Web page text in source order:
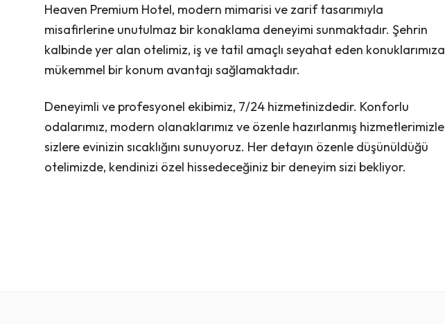
Heaven Premium Hotel, modern mimarisi ve zarif tasarımıyla
misafirlerine unutulmaz bir konaklama deneyimi sunmaktadır. Şehrin
kalbinde yer alan otelimiz, iş ve tatil amaçlı seyahat eden konuklarımıza
mükemmel bir konum avantajı sağlamaktadır.
Deneyimli ve profesyonel ekibimiz, 7/24 hizmetinizdedir. Konforlu
odalarımız, modern olanaklarımız ve özenle hazırlanmış hizmetlerimizle
sizlere evinizin sıcaklığını sunuyoruz. Her detayın özenle düşünüldüğü
otelimizde, kendinizi özel hissedeceğiniz bir deneyim sizi bekliyor.